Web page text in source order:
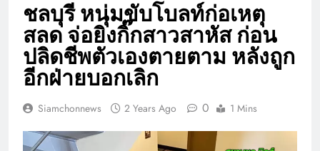
ชลบุรี หนุ่มขับโบลท์ก่อเหตุ
สลด จ่อยิงกิ๊กสาวสาหัส ก่อน
ปลิดชีพตัวเองตายตาม หลังถูก
อีกฝ่ายบอกเลิก
Siamchonnews 2 Years Ago 0 1 Mins